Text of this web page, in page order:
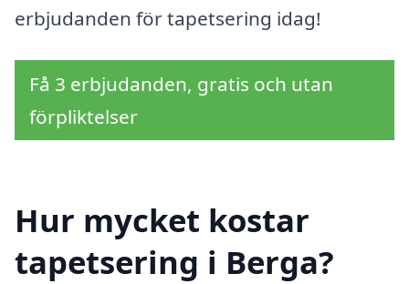
erbjudanden för tapetsering idag!
Få 3 erbjudanden, gratis och utan
förpliktelser
Hur mycket kostar
tapetsering i Berga?